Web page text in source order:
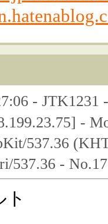
- JTK1231
-
537.36
537.36 -